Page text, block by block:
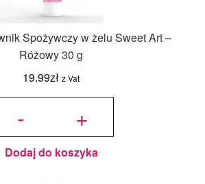
Spożywczy w żelu Sweet Art –
Różowy 30 g
19.99zł z Vat
-
ilość
w żeluArt -30
g
+
Dodaj do koszyka